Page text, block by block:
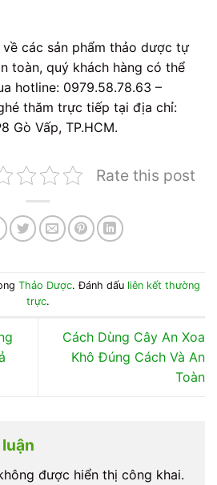
các sản phẩm thảo dược tự
toàn, quý khách hàng có thể
hotline: 0979.58.78.63 –
thăm trực tiếp tại địa chỉ:
Gò Vấp, TP.HCM.
Rate this post
Thảo Dược. Đánh dấu liên kết thường
trực.
Cách Dùng Cây An Xoa
Khô Đúng Cách Và An
Toàn
được hiển thị công khai.